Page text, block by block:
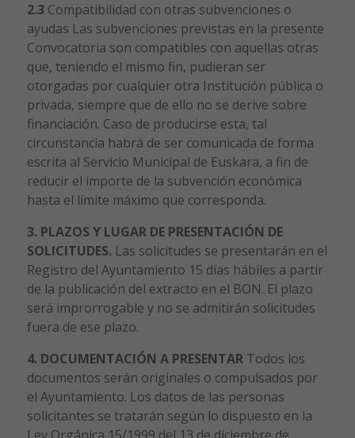
2.3 Compatibilidad con otras subvenciones o
ayudas Las subvenciones previstas en la presente
Convocatoria son compatibles con aquellas otras
que, teniendo el mismo fin, pudieran ser
otorgadas por cualquier otra Institución pública o
privada, siempre que de ello no se derive sobre
financiación. Caso de producirse esta, tal
circunstancia habrá de ser comunicada de forma
escrita al Servicio Municipal de Euskara, a fin de
reducir el importe de la subvención económica
hasta el límite máximo que corresponda.
3. PLAZOS Y LUGAR DE PRESENTACIÓN DE
SOLICITUDES. Las solicitudes se presentarán en el
Registro del Ayuntamiento 15 días hábiles a partir
de la publicación del extracto en el BON. El plazo
será improrrogable y no se admitirán solicitudes
fuera de ese plazo.
4. DOCUMENTACIÓN A PRESENTARTodos los
documentos serán originales o compulsados por
el Ayuntamiento. Los datos de las personas
solicitantes se tratarán según lo dispuesto en la
Ley Orgánica 15/1999 del 13 de diciembre de